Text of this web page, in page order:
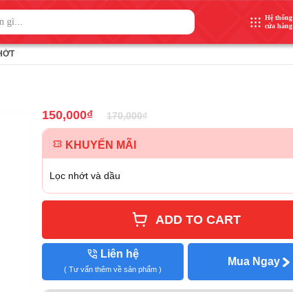
Hệ thống
cửa hàng
150,000₫ 170,000₫
KHUYẾN MÃI
Lọc nhớt và dầu
ADD TO CART
Liên hệ
( Tư vấn thêm về sản phẩm )
Mua Ngay